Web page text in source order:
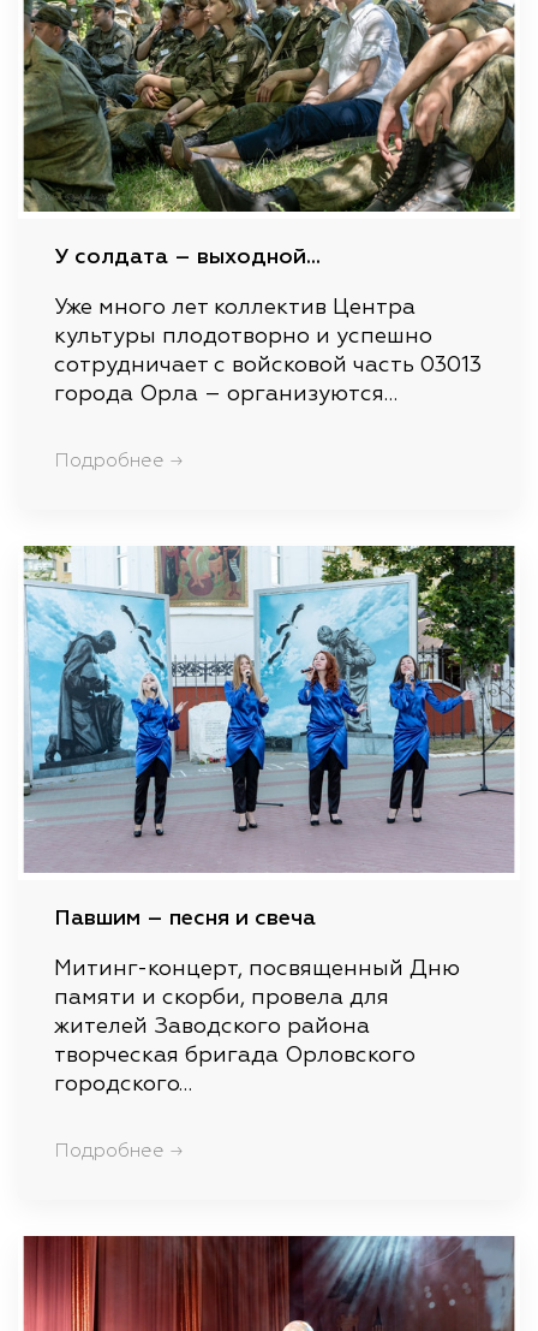
У солдата – выходной…
Уже много лет коллектив Центра
культуры плодотворно и успешно
сотрудничает с войсковой часть 03013
города Орла – организуются…
Подробнее →
Павшим – песня и свеча
Митинг-концерт, посвященный Дню
памяти и скорби, провела для
жителей Заводского района
творческая бригада Орловского
городского…
Подробнее →